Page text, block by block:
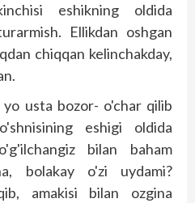
eshikning oldida
Ellikdan oshgan
chiqqan kelinchakday,
yo usta bozor- o'char qilib
eshigi oldida
bilan baham
bolakay o'zi uydami?
amakisi bilan ozgina